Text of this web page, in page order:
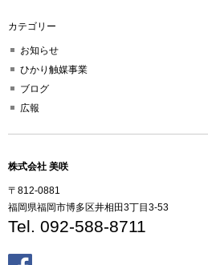
カテゴリー
お知らせ
ひかり触媒事業
ブログ
広報
株式会社 美咲
〒812-0881
福岡県福岡市博多区井相田3丁目3-53
Tel. 092-588-8711